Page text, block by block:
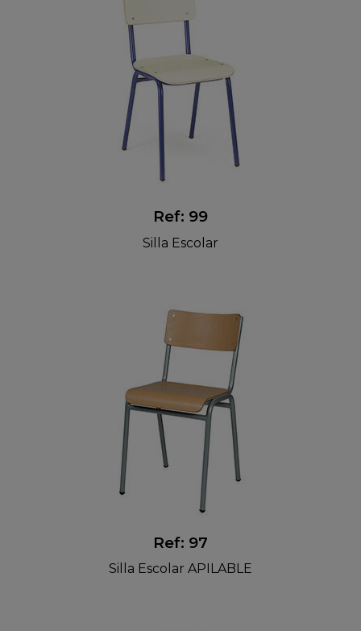
Ref: 99
Silla Escolar
Ref: 97
Silla Escolar APILABLE